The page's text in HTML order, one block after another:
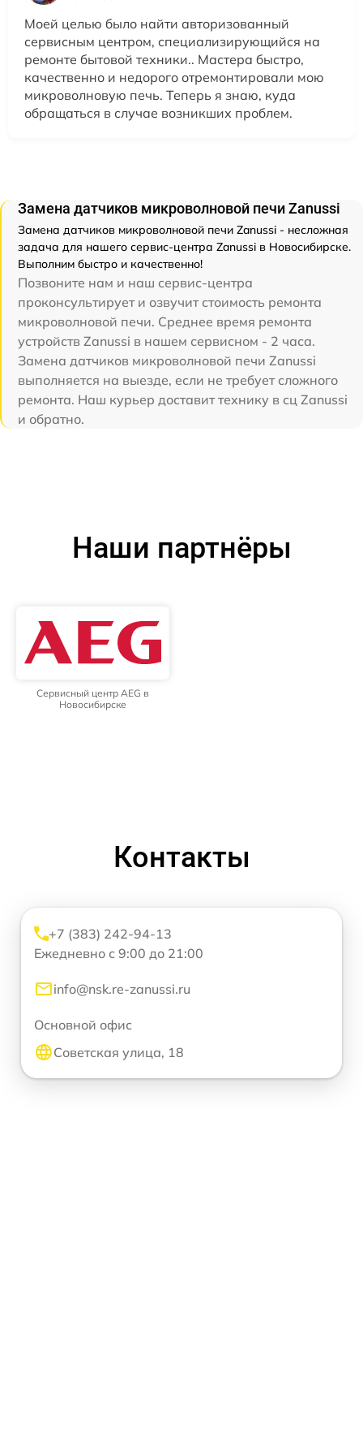
Моей целью было найти авторизованный
сервисным центром, специализирующийся на
ремонте бытовой техники.. Мастера быстро,
качественно и недорого отремонтировали мою
микроволновую печь. Теперь я знаю, куда
обращаться в случае возникших проблем.
Замена датчиков микроволновой печи Zanussi
Замена датчиков микроволновой печи Zanussi - несложная
задача для нашего сервис-центра Zanussi в Новосибирске.
Выполним быстро и качественно!
Позвоните нам и наш сервис-центра
проконсультирует и озвучит стоимость ремонта
микроволновой печи. Среднее время ремонта
устройств Zanussi в нашем сервисном - 2 часа.
Замена датчиков микроволновой печи Zanussi
выполняется на выезде, если не требует сложного
ремонта. Наш курьер доставит технику в сц Zanussi
и обратно.
Наши партнёры
Сервисный центр AEG в
Новосибирске
Контакты
+7 (383) 242-94-13
Ежедневно с 9:00 до 21:00
info@nsk.re-zanussi.ru
Основной офис
Советская улица, 18